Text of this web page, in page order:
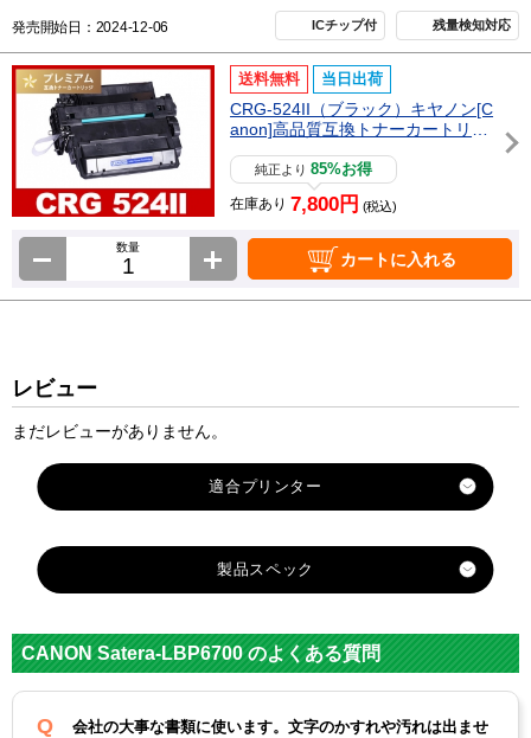
発売開始日：2024-12-06 ICチップ付 残量検知対応
送料無料 当日出荷
CRG-524II（ブラック）キヤノン[C
anon]高品質互換トナーカートリッ
純正より85%お得
在庫あり 7,800円 (税込)
数量
カートに入れる
レビュー
まだレビューがありません。
製品スペック
メーカー
キヤノン
対応
純正型番
CANON Satera-LBP6700 のよくある質問
会社の大事な書類に使います。文字のかすれや汚れは出ませ